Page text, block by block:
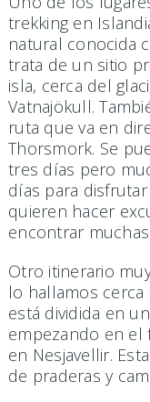
trekking en
natural conocida
trata de un sitio
isla, cerca del
Vatnajökull.
ruta que va en
Thorsmork. Se
tres días pero
días para
quieren hacer
encontrar
Otro itinerario
lo hallamos cerca
está dividida en
empezando en el
en Nesjavellir.
de praderas y